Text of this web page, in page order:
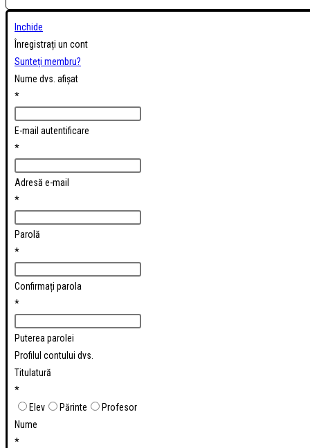
Inchide
Înregistrați un cont
Sunteți membru?
Nume dvs. afișat
*
E-mail autentificare
*
Adresă e-mail
*
Parolă
*
Confirmați parola
*
Puterea parolei
Profilul contului dvs.
Titulatură
*
Elev
Părinte
Profesor
Nume
*